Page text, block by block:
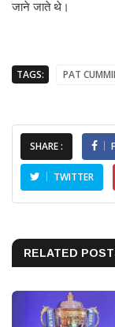
जाने जाते थे।
TAGS: PAT
SHARE :
TWITTER
RELATED